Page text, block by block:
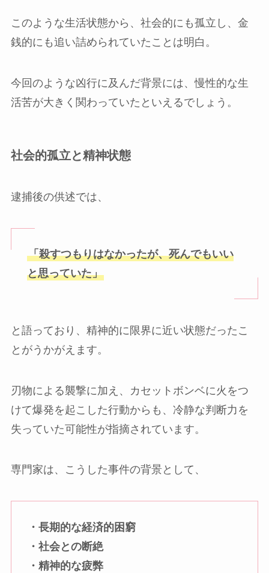
このような生活状態から、社会的にも孤立し、金
銭的にも追い詰められていたことは明白。
今回のような凶行に及んだ背景には、慢性的な生
活苦が大きく関わっていたといえるでしょう。
社会的孤立と精神状態
逮捕後の供述では、
「殺すつもりはなかったが、死んでもいい
と思っていた」
と語っており、精神的に限界に近い状態だったこ
とがうかがえます。
刃物による襲撃に加え、カセットボンベに火をつ
けて爆発を起こした行動からも、冷静な判断力を
失っていた可能性が指摘されています。
専門家は、こうした事件の背景として、
・長期的な経済的困窮
・社会との断絶
・精神的な疲弊